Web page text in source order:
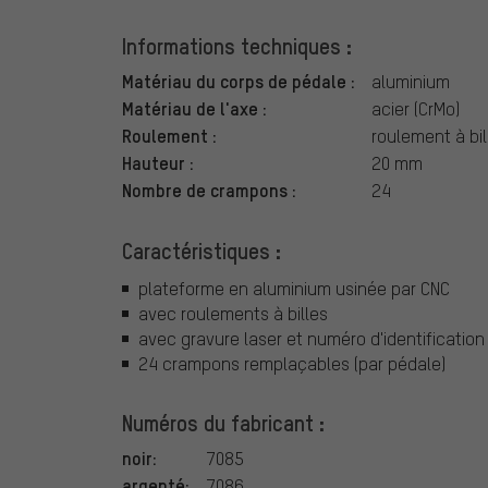
Informations techniques :
Matériau du corps de pédale : aluminium
Matériau de l'axe : acier (CrMo)
Roulement : roulement à
Hauteur : 20 mm
Nombre de crampons : 24
Caractéristiques :
plateforme en aluminium usinée par CNC
avec roulements à billes
avec gravure laser et numéro d'identification
24 crampons remplaçables (par pédale)
Numéros du fabricant :
noir: 7085